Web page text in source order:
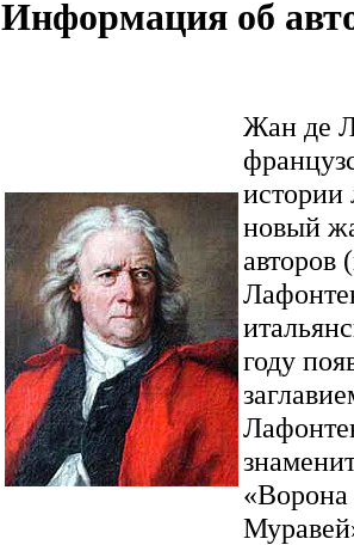
Информация об
Жан де
истории
новый
году